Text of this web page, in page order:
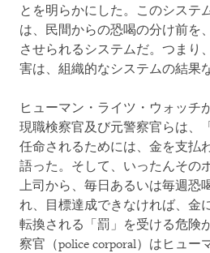
とを明らかにした。このシステ
は、民間からの恐喝の分け前を
させられるシステムだ。つまり
害は、組織的なシステムの結果
ヒューマン・ライツ・ウォッチ
現職検察官及び元警察官らは、
任命されるためには、金を支払
語った。そして、いったんその
上司から、毎日あるいは毎週恐
れ、目標達成できなければ、金
転換される「罰」を受ける危険
察官（police corporal）はヒュー